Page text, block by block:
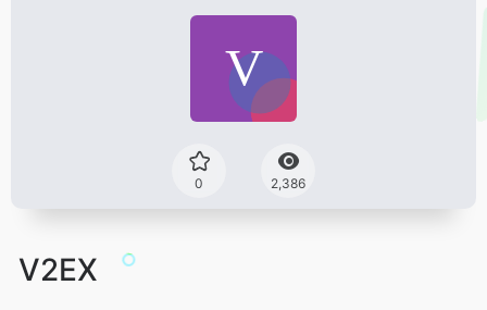
0 2,386
V2EX